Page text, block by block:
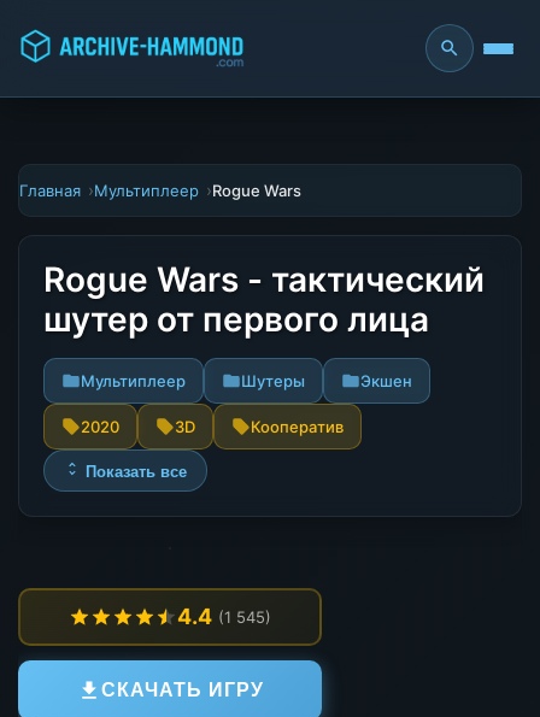
Главная Мультиплеер Rogue Wars
Rogue Wars - тактический
шутер от первого лица
Мультиплеер Шутеры Экшен
2020 3D Кооператив
Показать все
4.4 (1 545)
СКАЧАТЬ ИГРУ